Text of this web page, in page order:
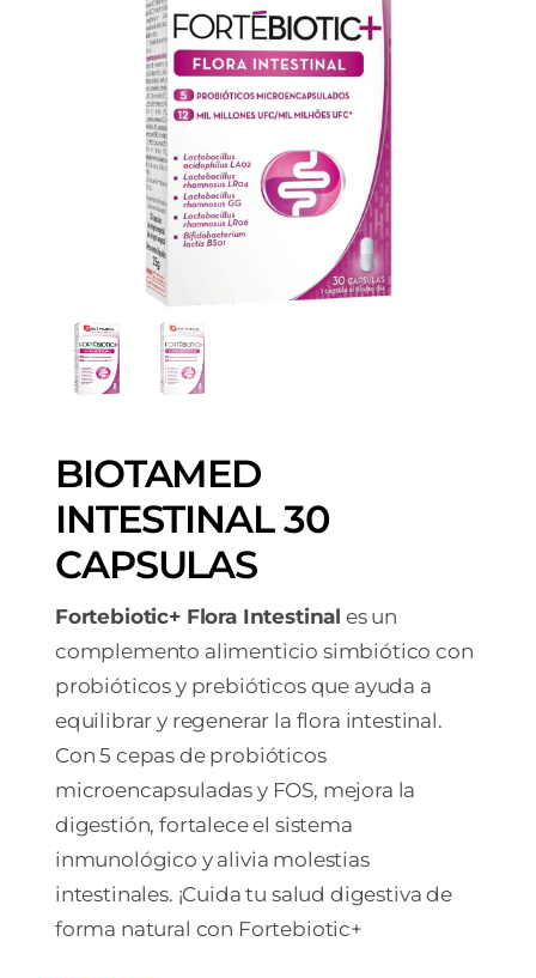
BIOTAMED
INTESTINAL 30
CAPSULAS
Fortebiotic+ Flora Intestinal es un
complemento alimenticio simbiótico con
probióticos y prebióticos que ayuda a
equilibrar y regenerar la flora intestinal.
Con 5 cepas de probióticos
microencapsuladas y FOS, mejora la
digestión, fortalece el sistema
inmunológico y alivia molestias
intestinales. ¡Cuida tu salud digestiva de
forma natural con Fortebiotic+